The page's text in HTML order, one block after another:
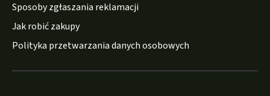
Sposoby zgłaszania reklamacji
Jak robić zakupy
Polityka przetwarzania danych osobowych